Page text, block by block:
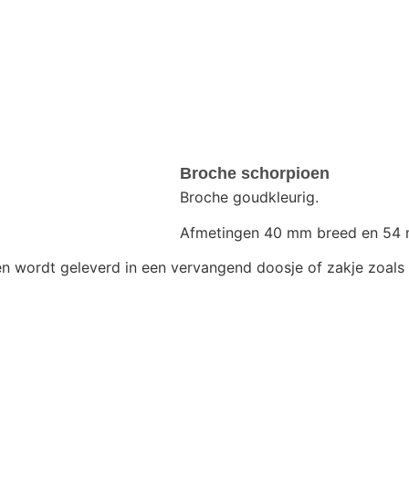
Broche schorpioen
Broche goudkleurig.
Afmetingen 40 mm breed en 54
wordt geleverd in een vervangend doosje of zakje